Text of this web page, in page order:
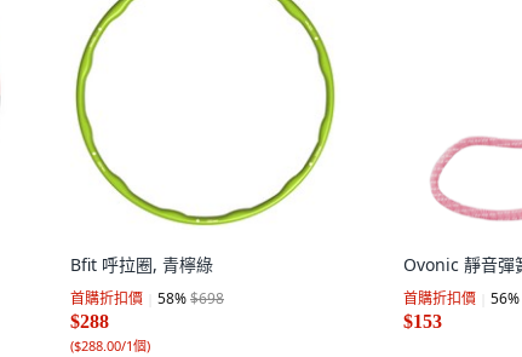
Bfit 呼拉圈, 青檸綠
首購折扣價 58%$698
$288
($288.00/1個)
Ovonic 靜音彈
首購折扣價 56%
$153